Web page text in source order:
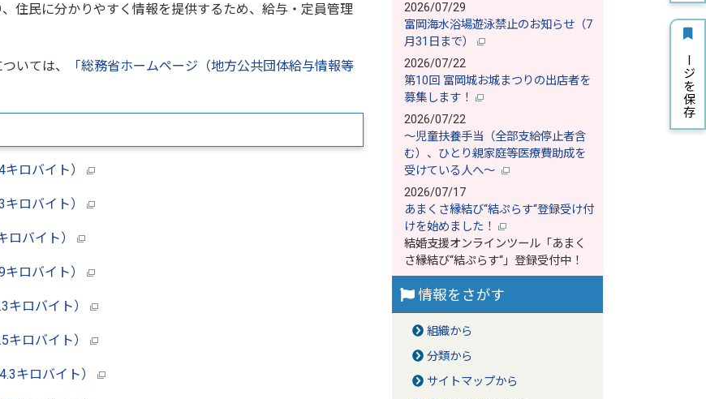
住民に分かりやすく情報を提供するため、給与・定員管理
いては、
「総務省ホームページ（地方公共団体給与情報等
ロバイト）
ロバイト）
ロバイト）
ロバイト）
キロバイト）
キロバイト）
キロバイト）
2026/07/29
富岡海水浴場遊泳禁止のお知らせ（7
月31日まで）
2026/07/22
第10回 富岡城お城まつりの出店者を
募集します！
2026/07/22
～児童扶養手当（全部支給停止者含
む）、ひとり親家庭等医療費助成を
受けている人へ～
2026/07/17
あまくさ縁結び‘‘結ぷらす‘‘登録受け付
けを始めました！
結婚支援オンラインツール「あまく
さ縁結び‘‘結ぷらす‘‘」登録受付中！
情報をさがす
組織から
分類から
サイトマップから
ページを保存